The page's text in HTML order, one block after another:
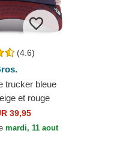
(4.6)
trucker bleue
et rouge
Panther
Goorin Bros.
39,95
mardi, 11 aout